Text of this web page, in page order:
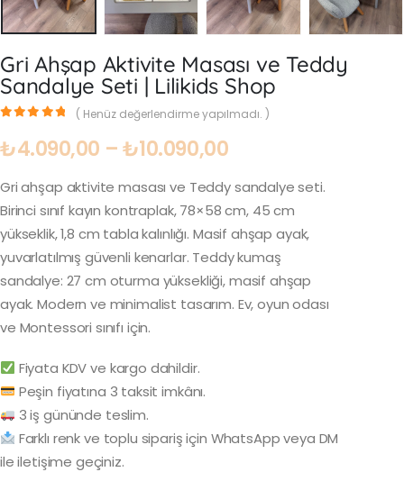
Gri Ahşap Aktivite Masası ve Teddy
Sandalye Seti | Lilikids Shop
( Henüz değerlendirme yapılmadı. )
₺4.090,00 –₺10.090,00
Gri ahşap aktivite masası ve Teddy sandalye seti.
Birinci sınıf kayın kontraplak, 78×58 cm, 45 cm
yükseklik, 1,8 cm tabla kalınlığı. Masif ahşap ayak,
yuvarlatılmış güvenli kenarlar. Teddy kumaş
sandalye: 27 cm oturma yüksekliği, masif ahşap
ayak. Modern ve minimalist tasarım. Ev, oyun odası
ve Montessori sınıfı için.
Fiyata KDV ve kargo dahildir.
Peşin fiyatına 3 taksit imkânı.
3 iş gününde teslim.
Farklı renk ve toplu sipariş için WhatsApp veya DM
ile iletişime geçiniz.